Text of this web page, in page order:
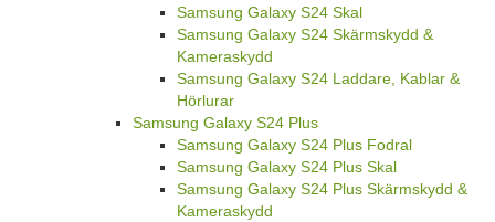
Samsung Galaxy S24 Skal
Samsung Galaxy S24 Skärmskydd &
Kameraskydd
Samsung Galaxy S24 Laddare, Kablar &
Hörlurar
Samsung Galaxy S24 Plus
Samsung Galaxy S24 Plus Fodral
Samsung Galaxy S24 Plus Skal
Samsung Galaxy S24 Plus Skärmskydd &
Kameraskydd